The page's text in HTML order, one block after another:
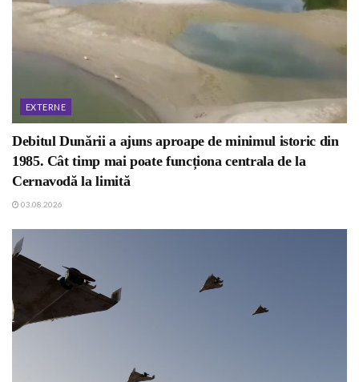
EXTERNE
Debitul Dunării a ajuns aproape de minimul istoric din
1985. Cât timp mai poate funcționa centrala de la
Cernavodă la limită
03.08.2026